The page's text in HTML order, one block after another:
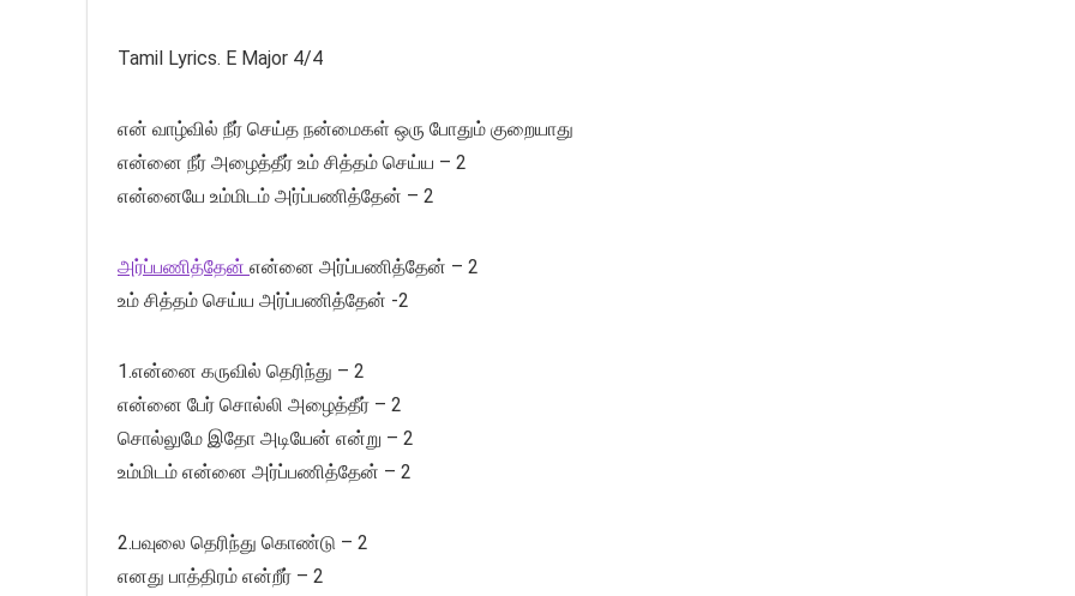
Tamil Lyrics. E Major 4/4
என் வாழ்வில் நீர் செய்த நன்மைகள் ஒரு போதும் குறையாது
என்னை நீர் அழைத்தீர் உம் சித்தம் செய்ய – 2
என்னையே உம்மிடம் அர்ப்பணித்தேன் – 2
அர்ப்பணித்தேன் என்னை அர்ப்பணித்தேன் – 2
உம் சித்தம் செய்ய அர்ப்பணித்தேன் -2
1.என்னை கருவில் தெரிந்து – 2
என்னை பேர் சொல்லி அழைத்தீர் – 2
சொல்லுமே இதோ அடியேன் என்று – 2
உம்மிடம் என்னை அர்ப்பணித்தேன் – 2
2.பவுலை தெரிந்து கொண்டு – 2
எனது பாத்திரம் என்றீர் – 2